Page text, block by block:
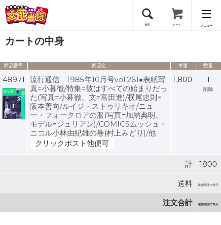
検索 カート メニュー
会員登録
ログイン
カートの中身
商品番号 商品名 単価 数量
48971
流行通信 1985年10月号vol.261●表紙写
真=小暮徹/特集=彼はすべての始まりだっ
た(写真=小暮徹、文=富田進)/横尾忠則×
阪本善向/ルイジ・ストゥリキオ/ニュ
ー・フォークロアの服(写真=加納典明、
モデル=ジュリアン)/COMICSムッシュ・
ニコル小林由紀雄の巻(村上みどり)/他
クリックポスト他便可
1,800 1
削除
計 1800
送料 確認画面で表示
注文合計 確認画面で表示